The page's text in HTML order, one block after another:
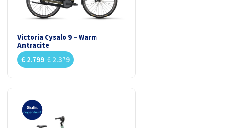
Victoria Cysalo 9 – Warm
Antracite
€2.799 €2.379